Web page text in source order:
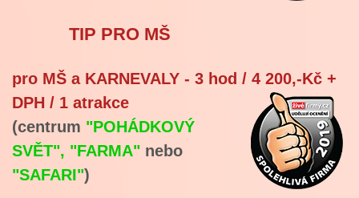
TIP PRO MŠ
pro MŠ a KARNEVALY - 3 hod / 4 200,-Kč +
DPH / 1 atrakce
(centrum "POHÁDKOVÝ
SVĚT", "FARMA" nebo
"SAFARI")